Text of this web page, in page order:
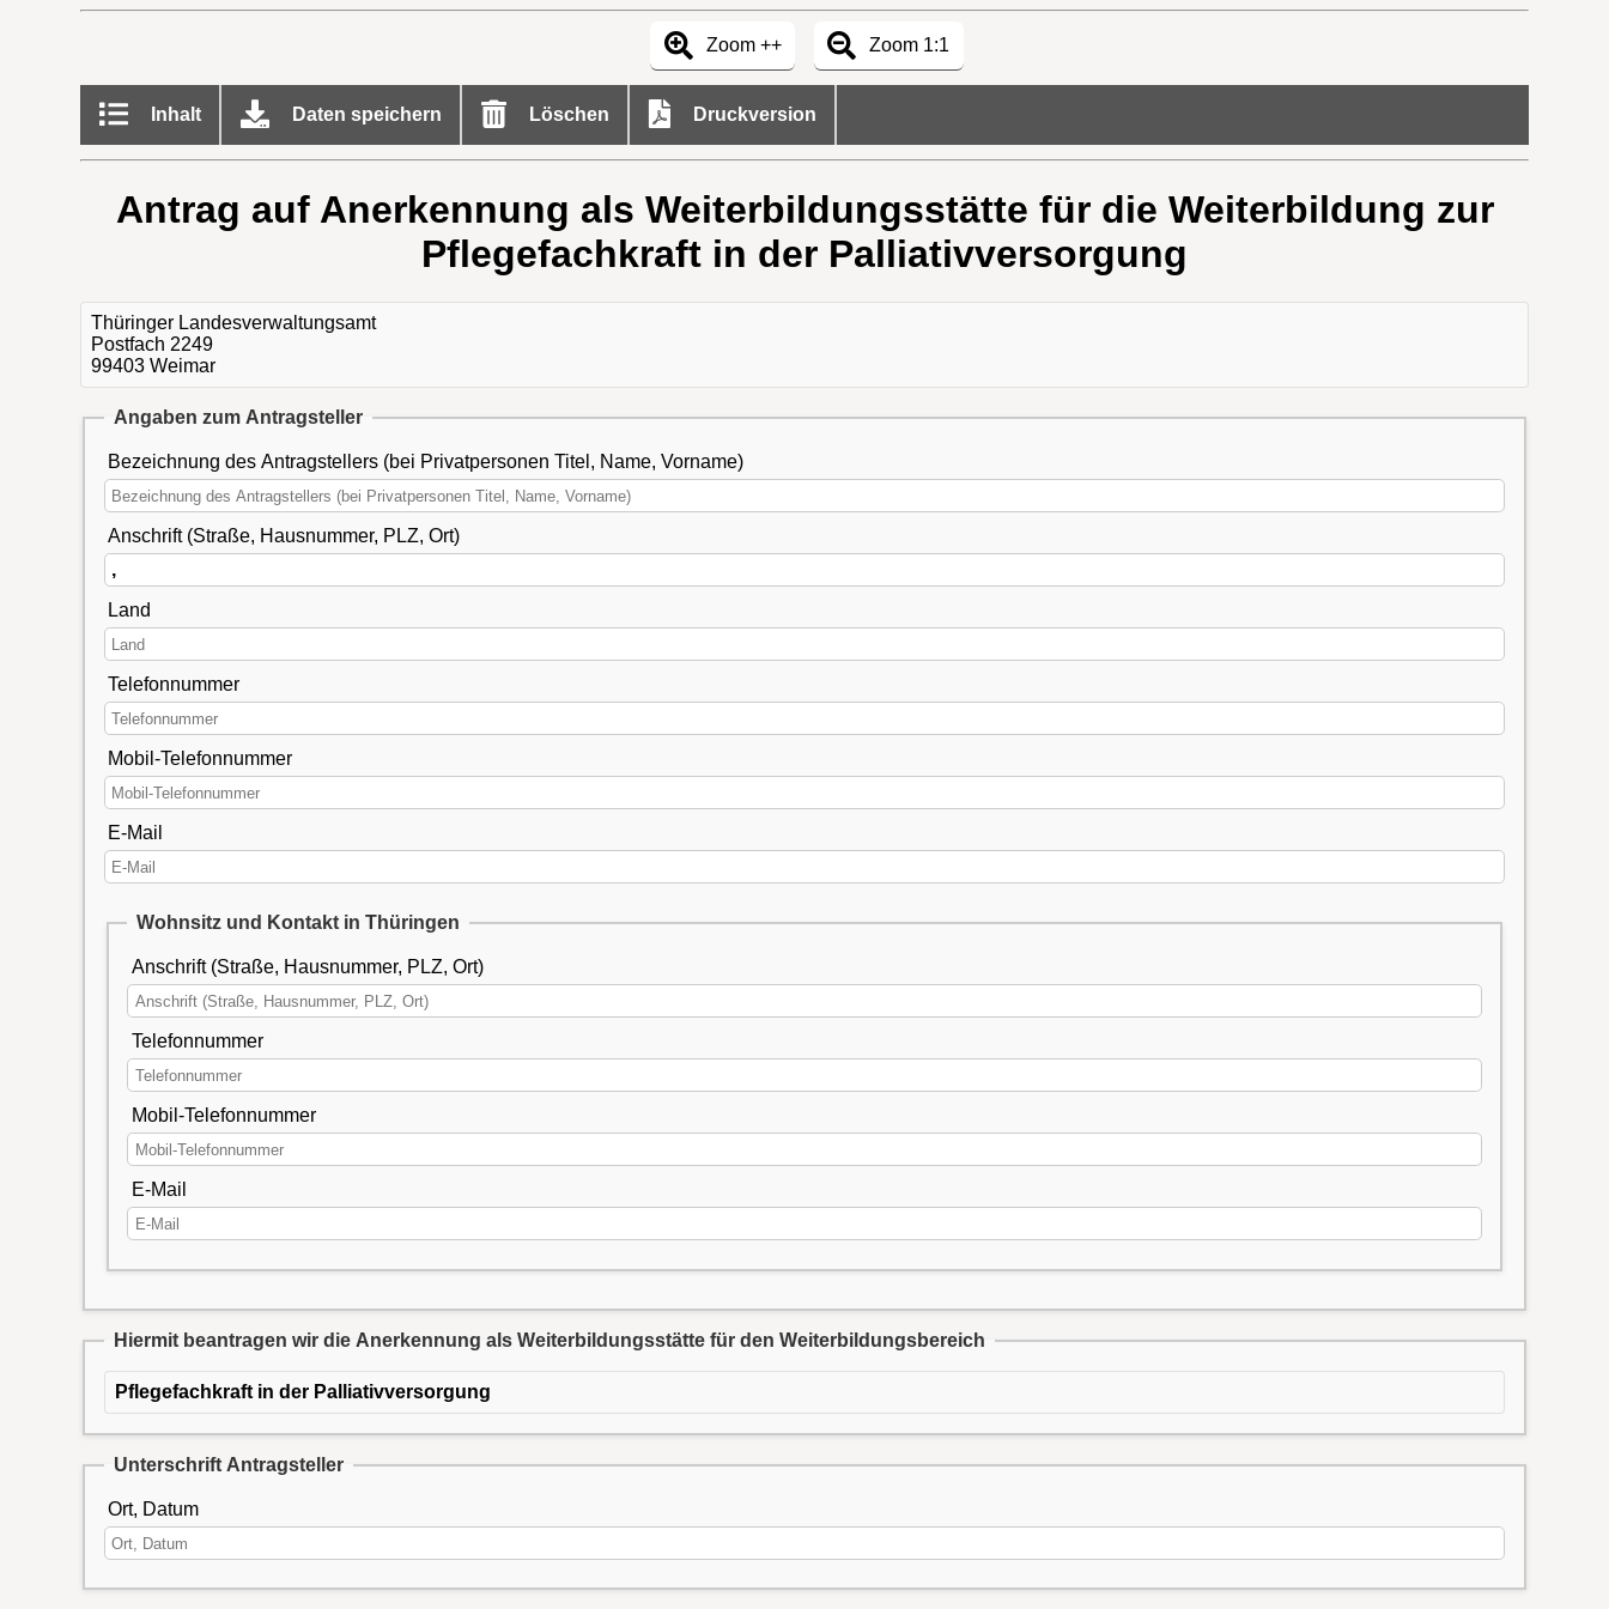
Zoom ++ Zoom 1:1
Inhalt Daten speichern Löschen Druckversion
Antrag auf Anerkennung als Weiterbildungsstätte für die Weiterbildung zur
Pflegefachkraft in der Palliativversorgung
Thüringer Landesverwaltungsamt
Postfach 2249
99403 Weimar
Angaben zum Antragsteller
Bezeichnung des Antragstellers (bei Privatpersonen Titel, Name, Vorname)
Anschrift (Straße, Hausnummer, PLZ, Ort)
Land
Telefonnummer
Mobil-Telefonnummer
E-Mail
Wohnsitz und Kontakt in Thüringen
Anschrift (Straße, Hausnummer, PLZ, Ort)
Telefonnummer
Mobil-Telefonnummer
E-Mail
Hiermit beantragen wir die Anerkennung als Weiterbildungsstätte für den Weiterbildungsbereich
Pflegefachkraft in der Palliativversorgung
Unterschrift Antragsteller
Ort, Datum